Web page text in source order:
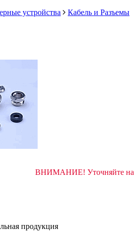
устройства
Кабель и Разъемы
ВНИМАНИЕ!
продукция